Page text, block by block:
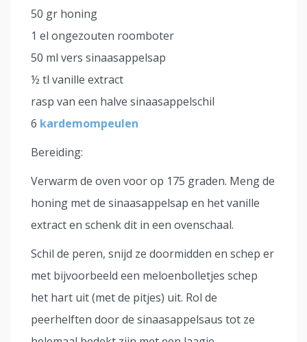
50 gr honing
1 el ongezouten roomboter
50 ml vers sinaasappelsap
½ tl vanille extract
rasp van een halve sinaasappelschil
6 kardemompeulen
Bereiding:
Verwarm de oven voor op 175 graden. Meng de
honing met de sinaasappelsap en het vanille
extract en schenk dit in een ovenschaal.
Schil de peren, snijd ze doormidden en schep er
met bijvoorbeeld een meloenbolletjes schep
het hart uit (met de pitjes) uit. Rol de
peerhelften door de sinaasappelsaus tot ze